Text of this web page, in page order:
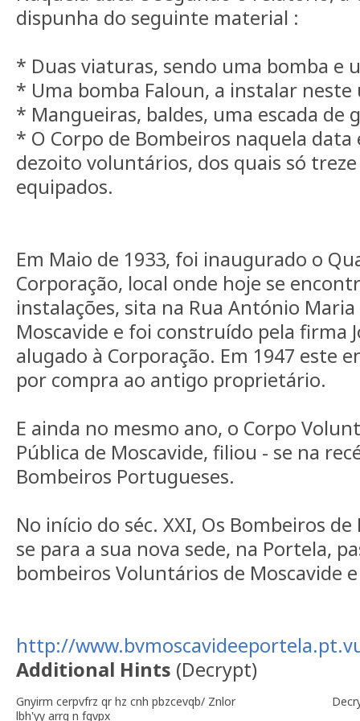
dispunha do seguinte material :
* Duas viaturas, sendo uma bomba e
* Uma bomba Faloun, a instalar
* Mangueiras, baldes, uma escada de
* O Corpo de Bombeiros naquela
dezoito voluntários, dos quais só
equipados.
Em Maio de 1933, foi inaugurado o
Corporação, local onde hoje se
instalações, sita na Rua António Maria
Moscavide e foi construído pela firma
alugado à Corporação. Em 1947 este
por compra ao antigo proprietário.
E ainda no mesmo ano, o Corpo
Pública de Moscavide, filiou - se na
Bombeiros Portugueses.
No início do séc. XXI, Os Bombeiros
se para a sua nova sede, na Portela,
bombeiros Voluntários de Moscavide
http://
Additional Hints (Decrypt)
Gnyirm cerpvfrz qr hz cnh pbzcevqb/ Znlor
lbh'yy arrq n fgvpx